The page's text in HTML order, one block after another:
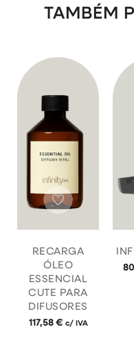
TAMBÉM
RECARGA
ÓLEO
ESSENCIAL
CUTE PARA
DIFUSORES
117,58€ c/ IVA